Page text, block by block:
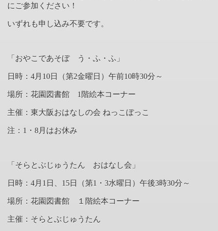
にご参加ください！
いずれも申し込み不要です。
「おやこであそぼ う・ふ・ふ」
日時：4月10日（第2金曜日）午前10時30分～
場所：花園図書館 1 階絵本コーナー
主催：東大阪おはなしの会 ねっこぼっこ
注： 1 ・ 8月はお休み
「そらとぶじゅうたん おはなし会」
日時：4月1日、15日（第1 ・ 3水曜日）午後3時30分～
場所：花園図書館 １階絵本コーナー
主催：そらとぶじゅうたん